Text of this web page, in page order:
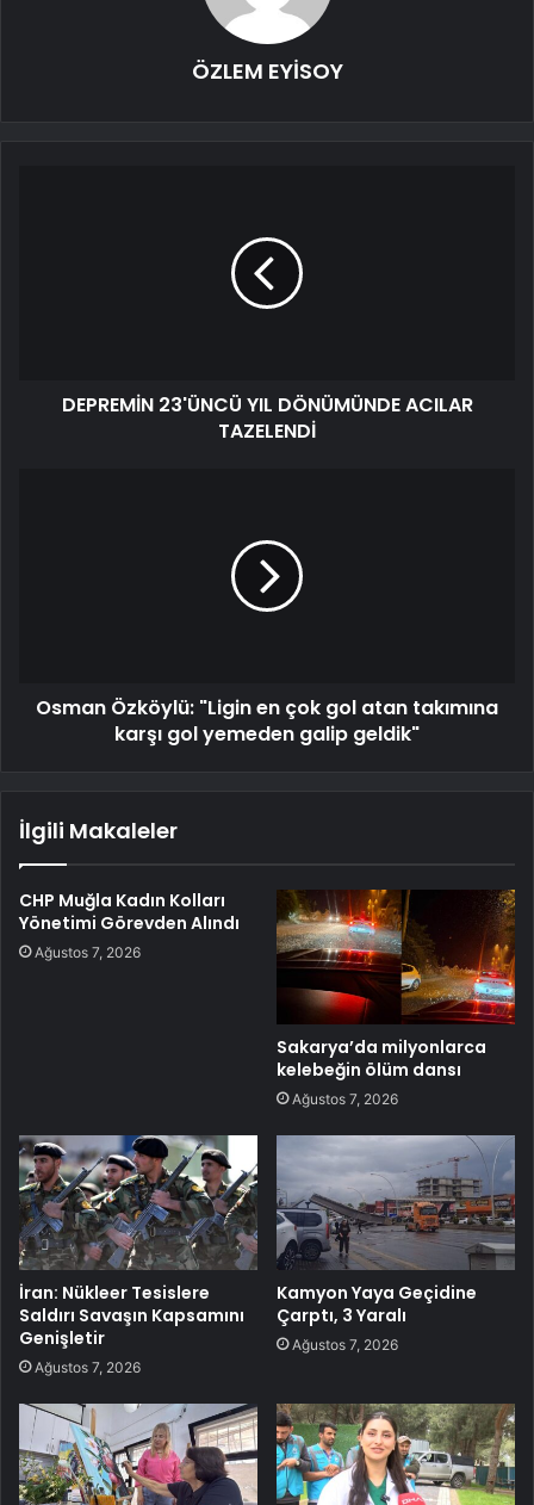
ÖZLEM EYİSOY
DEPREMİN 23'ÜNCÜ YIL DÖNÜMÜNDE ACILAR
TAZELENDİ
Osman Özköylü: "Ligin en çok gol atan takımına
karşı gol yemeden galip geldik"
İlgili Makaleler
CHP Muğla Kadın Kolları
Yönetimi Görevden Alındı
Ağustos 7, 2026
Sakarya’da milyonlarca
kelebeğin ölüm dansı
Ağustos 7, 2026
İran: Nükleer Tesislere
Saldırı Savaşın Kapsamını
Genişletir
Ağustos 7, 2026
Kamyon Yaya Geçidine
Çarptı, 3 Yaralı
Ağustos 7, 2026